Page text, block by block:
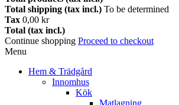
Total shipping (tax incl.) To be determined
Tax 0,00 kr
Total (tax incl.)
Continue shopping Proceed to checkout
Menu
Hem & Trädgård
Innomhus
Kök
Matlagning